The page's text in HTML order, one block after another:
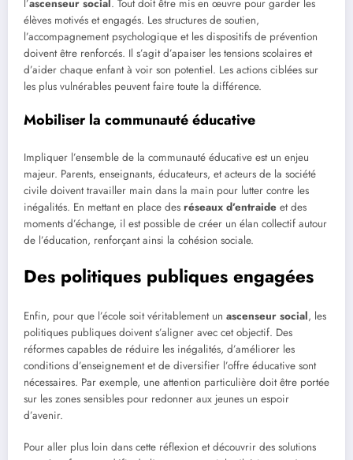
l’ascenseur social. Tout doit être mis en œuvre pour garder les
élèves motivés et engagés. Les structures de soutien,
l’accompagnement psychologique et les dispositifs de prévention
doivent être renforcés. Il s’agit d’apaiser les tensions scolaires et
d’aider chaque enfant à voir son potentiel. Les actions ciblées sur
les plus vulnérables peuvent faire toute la différence.
Mobiliser la communauté éducative
Impliquer l’ensemble de la communauté éducative est un enjeu
majeur. Parents, enseignants, éducateurs, et acteurs de la société
civile doivent travailler main dans la main pour lutter contre les
inégalités. En mettant en place des réseaux d’entraide et des
moments d’échange, il est possible de créer un élan collectif autour
de l’éducation, renforçant ainsi la cohésion sociale.
Des politiques publiques engagées
Enfin, pour que l’école soit véritablement un ascenseur social, les
politiques publiques doivent s’aligner avec cet objectif. Des
réformes capables de réduire les inégalités, d’améliorer les
conditions d’enseignement et de diversifier l’offre éducative sont
nécessaires. Par exemple, une attention particulière doit être portée
sur les zones sensibles pour redonner aux jeunes un espoir
d’avenir.
Pour aller plus loin dans cette réflexion et découvrir des solutions